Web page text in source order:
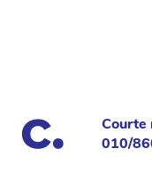
Courte
010/